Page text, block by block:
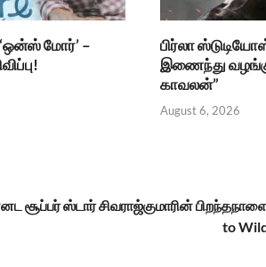
மோர்’ –
பிர்லா
இணைந்து
காவலன்”
August 6, 2026
சூப்பர் ஸ்டார் சிவராஜ்குமாரின்
to